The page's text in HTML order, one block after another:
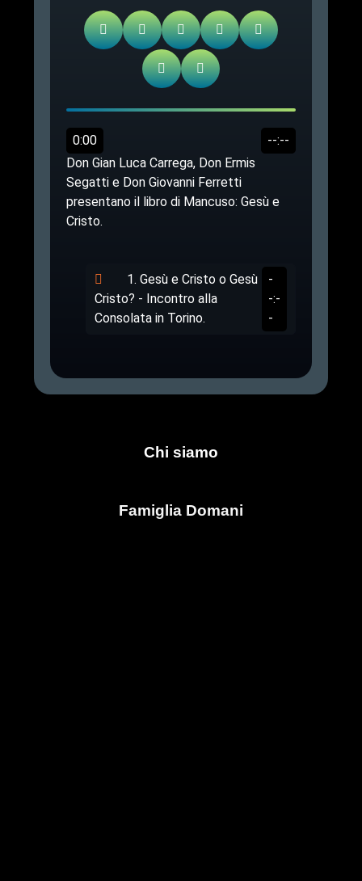
Consolata in Torino.
0:00
--:--
Don Gian Luca Carrega, Don Ermis
Segatti e Don Giovanni Ferretti
presentano il libro di Mancuso: Gesù e
Cristo.
1. Gesù e Cristo o Gesù
Cristo? - Incontro alla
Consolata in Torino.
-
-:-
-
Chi siamo
Famiglia Domani